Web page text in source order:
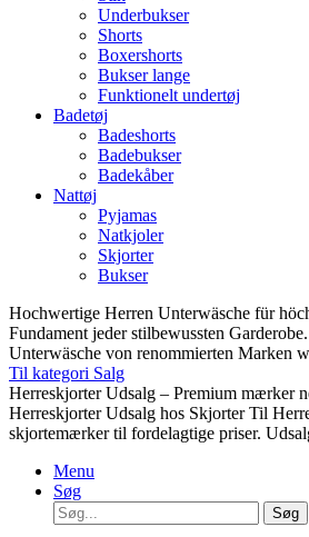
Underbukser
Shorts
Boxershorts
Bukser lange
Funktionelt undertøj
Badetøj
Badeshorts
Badebukser
Badekåber
Nattøj
Pyjamas
Natkjoler
Skjorter
Bukser
Hochwertige Herren Unterwäsche für
Fundament jeder stilbewussten
Unterwäsche von renommierten Marken
Til kategori Salg
Herreskjorter Udsalg – Premium mærker
Herreskjorter Udsalg hos Skjorter Til
skjortemærker til fordelagtige priser.
Menu
Søg
Søg